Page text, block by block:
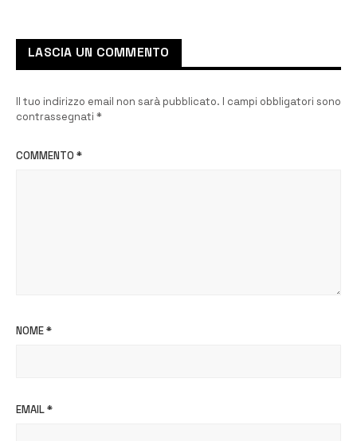
LASCIA UN COMMENTO
Il tuo indirizzo email non sarà pubblicato. I campi obbligatori sono
contrassegnati *
COMMENTO *
NOME*
EMAIL*